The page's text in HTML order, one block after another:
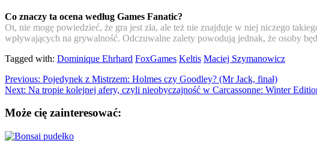
Co znaczy ta ocena według Games Fanatic?
Ot, nie mogę powiedzieć, że gra jest zła, ale też nie znajduje w niej niczego
wpływających na grywalność. Odczuwalne zalety powodują jednak, że osoby
Tagged with: Dominique Ehrhard FoxGames Keltis Maciej Szymanowicz
Previous: Pojedynek z Mistrzem: Holmes czy Goodley? (Mr Jack, finał)
Next: Na tropie kolejnej afery, czyli nieobyczajność w Carcassonne: Winter
Może cię zainteresować: